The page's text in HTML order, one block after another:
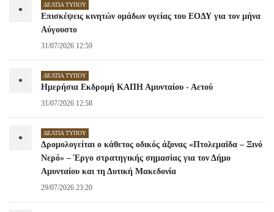
• ΔΕΛΤΊΑ ΤΎΠΟΥ
Επισκέψεις κινητών ομάδων υγείας του ΕΟΔΥ για τον μήνα
Αύγουστο
31/07/2026 12:59
• ΔΕΛΤΊΑ ΤΎΠΟΥ
Ημερήσια Εκδρομή ΚΑΠΗ Αμυνταίου - Αετού
31/07/2026 12:58
• ΔΕΛΤΊΑ ΤΎΠΟΥ
Δρομολογείται ο κάθετος οδικός άξονας «Πτολεμαΐδα – Ξινό
Νερό» – Έργο στρατηγικής σημασίας για τον Δήμο
Αμυνταίου και τη Δυτική Μακεδονία
29/07/2026 23:20